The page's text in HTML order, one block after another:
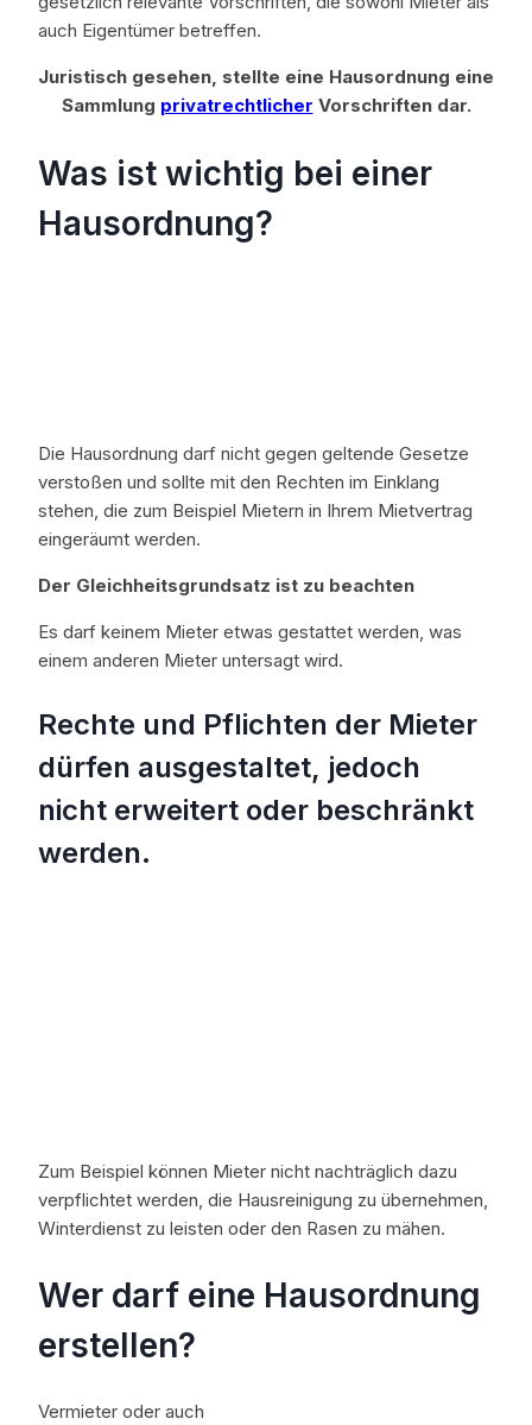
auch Eigentümer betreffen.
Juristisch gesehen, stellte eine Hausordnung eine
Sammlung privatrechtlicher Vorschriften dar.
Was ist wichtig bei einer
Hausordnung?
Die Hausordnung darf nicht gegen geltende Gesetze
verstoßen und sollte mit den Rechten im Einklang
stehen, die zum Beispiel Mietern in Ihrem Mietvertrag
eingeräumt werden.
Der Gleichheitsgrundsatz ist zu beachten
Es darf keinem Mieter etwas gestattet werden, was
einem anderen Mieter untersagt wird.
Rechte und Pflichten der Mieter
dürfen ausgestaltet, jedoch
nicht erweitert oder beschränkt
werden.
Zum Beispiel können Mieter nicht nachträglich dazu
verpflichtet werden, die Hausreinigung zu übernehmen,
Winterdienst zu leisten oder den Rasen zu mähen.
Wer darf eine Hausordnung
erstellen?
Vermieter oder auch